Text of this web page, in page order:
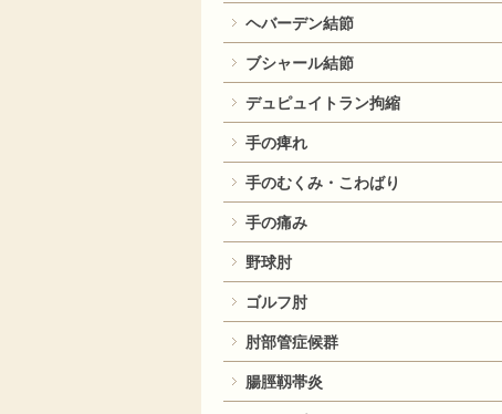
ヘバーデン結節
ブシャール結節
デュピュイトラン拘縮
手の痺れ
手のむくみ・こわばり
手の痛み
野球肘
ゴルフ肘
肘部管症候群
腸脛靱帯炎